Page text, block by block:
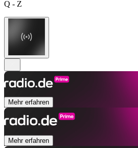
Q - Z
Mehr erfahren
Mehr erfahren